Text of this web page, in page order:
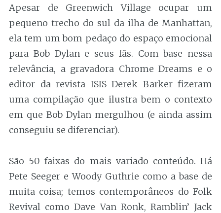
Apesar de Greenwich Village ocupar um
pequeno trecho do sul da ilha de Manhattan,
ela tem um bom pedaço do espaço emocional
para Bob Dylan e seus fãs. Com base nessa
relevância, a gravadora Chrome Dreams e o
editor da revista ISIS Derek Barker fizeram
uma compilação que ilustra bem o contexto
em que Bob Dylan mergulhou (e ainda assim
conseguiu se diferenciar).
São 50 faixas do mais variado conteúdo. Há
Pete Seeger e Woody Guthrie como a base de
muita coisa; temos contemporâneos do Folk
Revival como Dave Van Ronk, Ramblin’ Jack